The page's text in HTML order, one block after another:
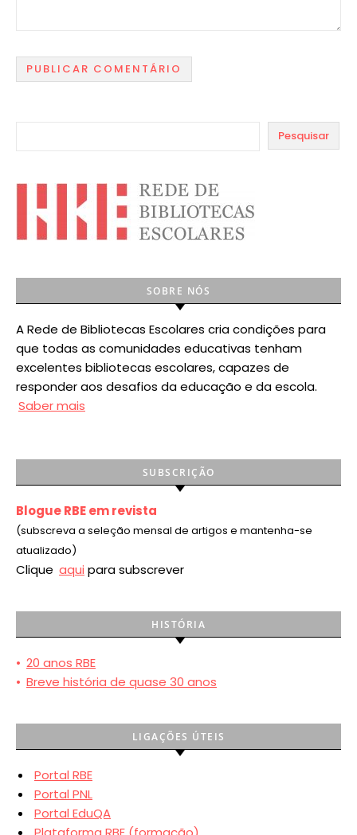
Pesquisar
SOBRE NÓS
A Rede de Bibliotecas Escolares cria condições para
que todas as comunidades educativas tenham
excelentes bibliotecas escolares, capazes de
responder aos desafios da educação e da escola.
Saber mais
SUBSCRIÇÃO
Blogue RBE em revista
(subscreva a seleção mensal de artigos e mantenha-se
atualizado)
Clique aqui para subscrever
HISTÓRIA
• 20 anos RBE
• Breve história de quase 30 anos
LIGAÇÕES ÚTEIS
Portal RBE
Portal PNL
Portal EduQA